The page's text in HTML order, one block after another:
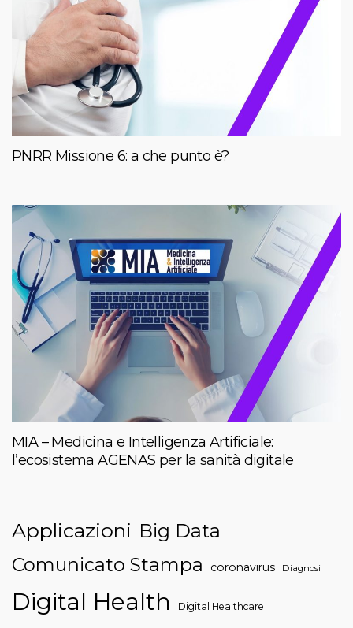
PNRR Missione 6: a che punto è?
MIA – Medicina e Intelligenza Artificiale:
l’ecosistema AGENAS per la sanità digitale
Applicazioni Big Data
Comunicato Stampa
coronavirus Diagnosi
Digital Health Digital Healthcare